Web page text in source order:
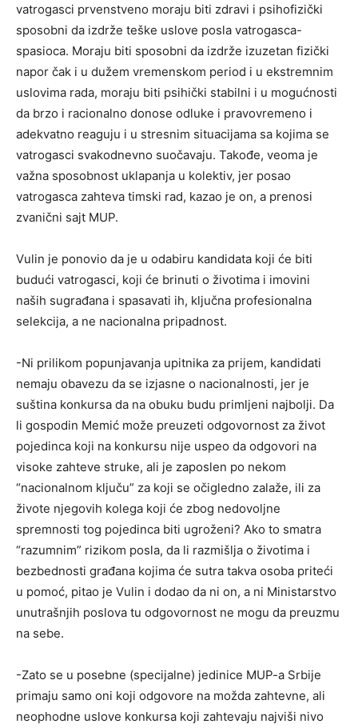
vatrogasci prvenstveno moraju biti zdravi i psihofizički
sposobni da izdrže teške uslove posla vatrogasca-
spasioca. Moraju biti sposobni da izdrže izuzetan fizički
napor čak i u dužem vremenskom period i u ekstremnim
uslovima rada, moraju biti psihički stabilni i u mogućnosti
da brzo i racionalno donose odluke i pravovremeno i
adekvatno reaguju i u stresnim situacijama sa kojima se
vatrogasci svakodnevno suočavaju. Takođe, veoma je
važna sposobnost uklapanja u kolektiv, jer posao
vatrogasca zahteva timski rad, kazao je on, a prenosi
zvanični sajt MUP.
Vulin je ponovio da je u odabiru kandidata koji će biti
budući vatrogasci, koji će brinuti o životima i imovini
naših sugrađana i spasavati ih, ključna profesionalna
selekcija, a ne nacionalna pripadnost.
-Ni prilikom popunjavanja upitnika za prijem, kandidati
nemaju obavezu da se izjasne o nacionalnosti, jer je
suština konkursa da na obuku budu primljeni najbolji. Da
li gospodin Memić može preuzeti odgovornost za život
pojedinca koji na konkursu nije uspeo da odgovori na
visoke zahteve struke, ali je zaposlen po nekom
“nacionalnom ključu” za koji se očigledno zalaže, ili za
živote njegovih kolega koji će zbog nedovoljne
spremnosti tog pojedinca biti ugroženi? Ako to smatra
“razumnim” rizikom posla, da li razmišlja o životima i
bezbednosti građana kojima će sutra takva osoba priteći
u pomoć, pitao je Vulin i dodao da ni on, a ni Ministarstvo
unutrašnjih poslova tu odgovornost ne mogu da preuzmu
na sebe.
-Zato se u posebne (specijalne) jedinice MUP-a Srbije
primaju samo oni koji odgovore na možda zahtevne, ali
neophodne uslove konkursa koji zahtevaju najviši nivo